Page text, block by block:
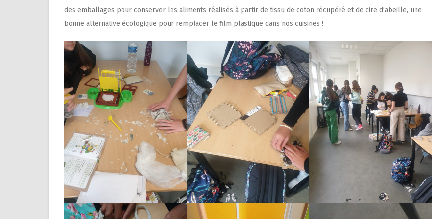
des emballages pour conserver les aliments réalisés à partir de tissu de coton récupéré et de cire d’abeille, une
bonne alternative écologique pour remplacer le film plastique dans nos cuisines !